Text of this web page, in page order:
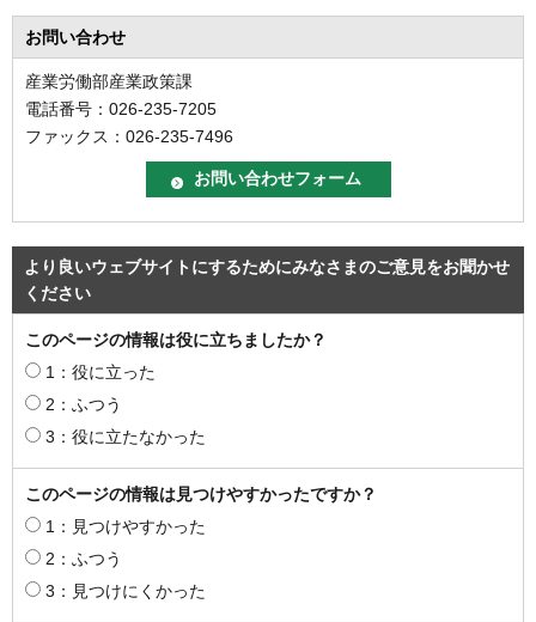
お問い合わせ
産業労働部産業政策課
電話番号：026-235-7205
ファックス：026-235-7496
より良いウェブサイトにするためにみなさまのご意見をお聞かせ
ください
このページの情報は役に立ちましたか？
1：役に立った
2：ふつう
3：役に立たなかった
このページの情報は見つけやすかったですか？
1：見つけやすかった
2：ふつう
3：見つけにくかった